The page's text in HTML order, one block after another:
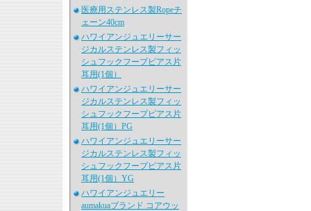
医療用ステンレス製Ropeチ
ェーン40cm
ハワイアンジュエリーサー
ジカルステンレス製フィッ
シュフックフープピアス片
耳用(1個）
ハワイアンジュエリーサー
ジカルステンレス製フィッ
シュフックフープピアス片
耳用(1個）PG
ハワイアンジュエリーサー
ジカルステンレス製フィッ
シュフックフープピアス片
耳用(1個）YG
ハワイアンジュエリー
aumakuaブランド コアウッ